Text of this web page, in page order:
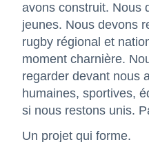
avons construit. Nous
jeunes. Nous devons
rugby régional et
moment charnière.
regarder devant nous
humaines, sportives,
si nous restons unis.
Un projet qui forme.